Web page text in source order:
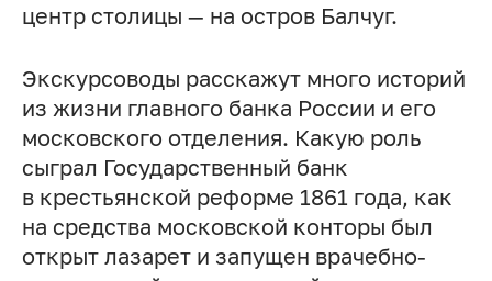
центр столицы — на остров Балчуг.
Экскурсоводы расскажут много историй
из жизни главного банка России и его
московского отделения. Какую роль
сыграл Государственный банк
в крестьянской реформе 1861 года, как
на средства московской конторы был
открыт лазарет и запущен врачебно-